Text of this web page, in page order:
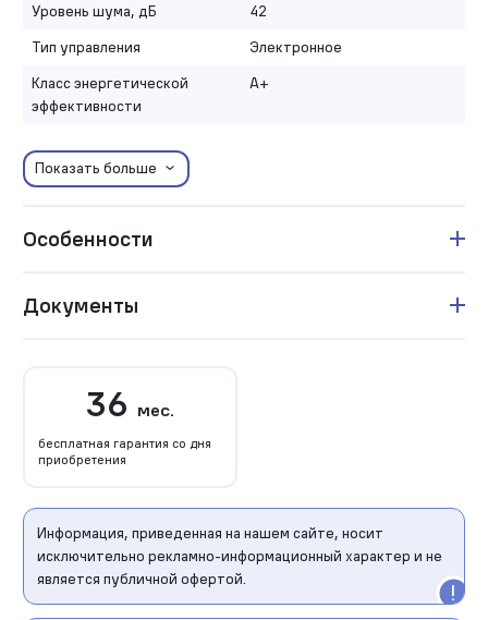
Уровень шума, дБ
42
Тип управления
Электронное
Класс энергетической
эффективности
A+
Показать больше
Особенности
Документы
36 мес.
бесплатная гарантия со дня
приобретения
Информация, приведенная на нашем сайте, носит
исключительно рекламно-информационный характер и не
является публичной офертой.